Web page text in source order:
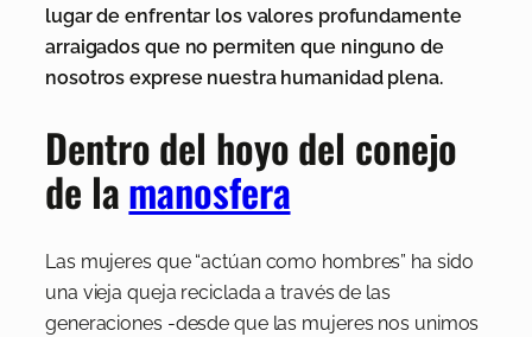
lugar de enfrentar los valores profundamente
arraigados que no permiten que ninguno de
nosotros exprese nuestra humanidad plena.
Dentro del hoyo del conejo
de lamanosfera
Las mujeres que “actúan como hombres” ha sido
una vieja queja reciclada a través de las
generaciones -desde que las mujeres nos unimos